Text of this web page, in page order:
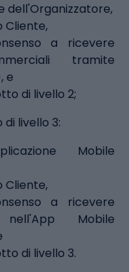
dell'Organizzatore,
Cliente,
a ricevere
tramite
e
di livello 2;
livello 3:
Mobile
Cliente,
a ricevere
Mobile
di livello 3.